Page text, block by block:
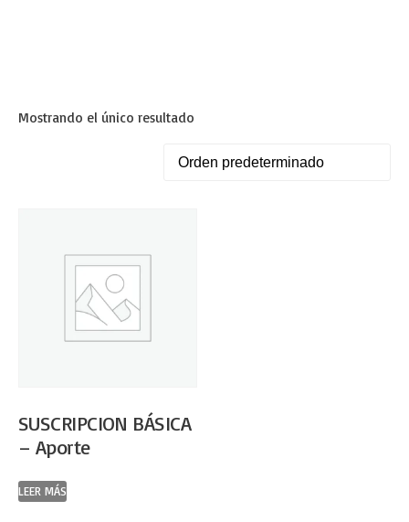
Mostrando el único resultado
SUSCRIPCION BÁSICA
– Aporte
LEER MÁS